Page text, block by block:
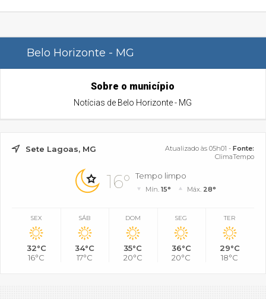
Belo Horizonte - MG
Sobre o município
Notícias de Belo Horizonte - MG
Sete Lagoas, MG Atualizado às 05h01 - Fonte:
ClimaTempo
16° Tempo limpo
Mín.15° Máx. 28°
SEX
32°C
16°C
SÁB
34°C
17°C
DOM
35°C
20°C
SEG
36°C
20°C
TER
29°C
18°C